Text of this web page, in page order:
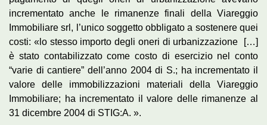
incrementato anche le rimanenze finali della Viareggio
Immobiliare srl, l’unico soggetto obbligato a sostenere quei
costi: «lo stesso importo degli oneri di urbanizzazione […]
è stato contabilizzato come costo di esercizio nel conto
“varie di cantiere” dell’anno 2004 di S.; ha incrementato il
valore delle immobilizzazioni materiali della Viareggio
Immobiliare; ha incrementato il valore delle rimanenze al
31 dicembre 2004 di STIG:A. ».